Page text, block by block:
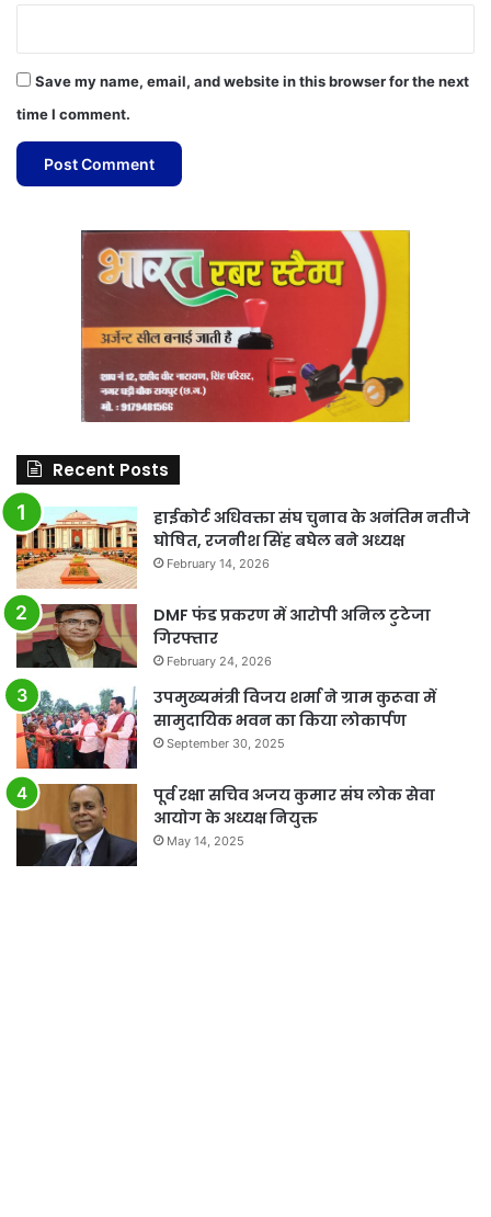
Save my name, email, and website in this browser for the next
time I comment.
Recent Posts
हाईकोर्ट अधिवक्ता संघ चुनाव के अनंतिम नतीजे
घोषित, रजनीश सिंह बघेल बने अध्यक्ष
February 14, 2026
DMF फंड प्रकरण में आरोपी अनिल टुटेजा
गिरफ्तार
February 24, 2026
उपमुख्यमंत्री विजय शर्मा ने ग्राम कुरूवा में
सामुदायिक भवन का किया लोकार्पण
September 30, 2025
पूर्व रक्षा सचिव अजय कुमार संघ लोक सेवा
आयोग के अध्यक्ष नियुक्त
May 14, 2025